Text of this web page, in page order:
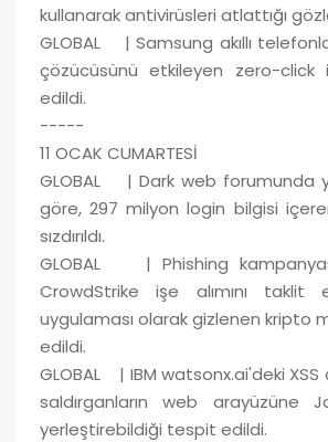
kullanarak antivirüsleri atlattığı
GLOBAL | Samsung akıllı
çözücüsünü etkileyen zero-click
edildi.
-----
11 OCAK CUMARTESİ
GLOBAL | Dark web forumunda
göre, 297 milyon login bilgisi
sızdırıldı.
GLOBAL | Phishing
CrowdStrike işe alımını taklit
uygulaması olarak gizlenen kripto
edildi.
GLOBAL | IBM watsonx.ai'deki XSS
saldırganların web arayüzüne
yerleştirebildiği tespit edildi.